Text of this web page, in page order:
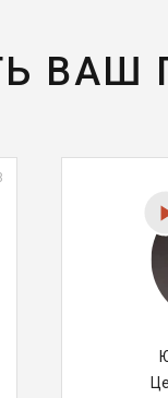
ВАШ